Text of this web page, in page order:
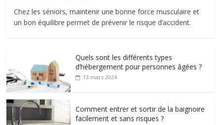
Chez les séniors, maintenir une bonne force musculaire et
un bon équilibre permet de prévenir le risque d’accident.
Quels sont les différents types
d’hébergement pour personnes âgées ?
13 mars 2024
Comment entrer et sortir de la baignoire
facilement et sans risques ?